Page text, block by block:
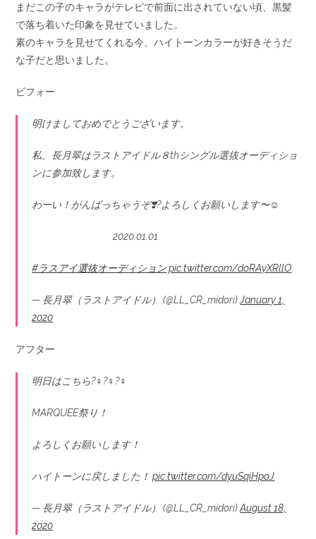
まだこの子のキャラがテレビで前面に出されていない頃、黒髪
で落ち着いた印象を見せていました。
素のキャラを見せてくれる今、ハイトーンカラーが好きそうだ
な子だと思いました。
ビフォー
明けましておめでとうございます。
私、長月翠はラストアイドル８thシングル選抜オーディショ
ンに参加致します。
わーい！がんばっちゃうぞ❣️?よろしくお願いします〜☺️
2020.01.01
#ラスアイ選抜オーディション pic.twitter.com/doRAyXRllO
— 長月翠（ラストアイドル） (@LL_CR_midori)January 1,
2020
アフター
明日はこちら?‍♀️?‍♀️?‍♀️
MARQUEE祭り！
よろしくお願いします！
ハイトーンに戻しました！pic.twitter.com/dyuSqiHpoJ
— 長月翠（ラストアイドル） (@LL_CR_midori)August 18,
2020